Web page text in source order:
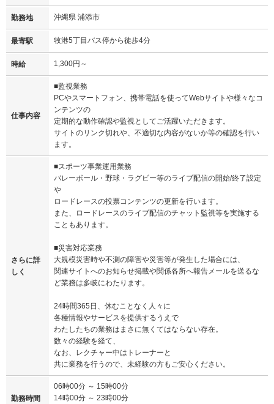
勤務地 沖縄県 浦添市
最寄駅 牧港5丁目バス停から徒歩4分
時給 1,300円～
仕事内容
■監視業務
PCやスマートフォン、携帯電話を使ってWebサイトや様々なコ
ンテンツの
定期的な動作確認や監視としてご活躍いただきます。
サイトのリンク切れや、不適切な内容がないか等の確認を行い
ます。
さらに詳
しく
■スポーツ事業運用業務
バレーボール・野球・ラグビー等のライブ配信の開始/終了設定
や
ロードレースの投票コンテンツの更新を行います。
また、ロードレースのライブ配信のチャット監視等を実施する
こともあります。
■災害対応業務
大規模災害時や不測の障害や災害等が発生した場合には、
関連サイトへのお知らせ掲載や関係各所へ報告メールを送るな
ど業務は多岐にわたります。
24時間365日、休むことなく人々に
各種情報やサービスを提供するうえで
わたしたちの業務はまさに無くてはならない存在。
数々の経験を経て、
なお、レクチャー中はトレーナーと
共に業務を行うので、未経験の方もご安心ください。
勤務時間
06時00分 ～ 15時00分
14時00分 ～ 23時00分